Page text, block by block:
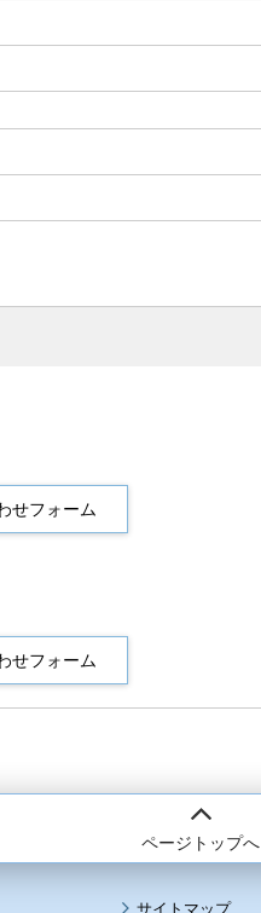
ページトップへ
サイトマップ